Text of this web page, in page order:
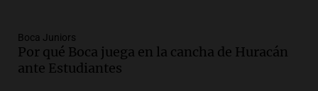
Audio.Derrapó con su moto en 27 de
Febrero al 6100 y terminó
Boca Juniors
Por qué Boca juega en la cancha de Huracán
ante Estudiantes